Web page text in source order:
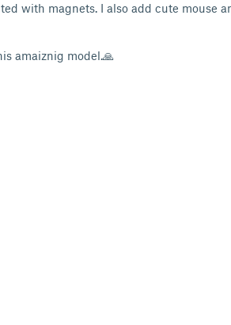
with magnets. I also add cute mouse
amaiznig model.🙏